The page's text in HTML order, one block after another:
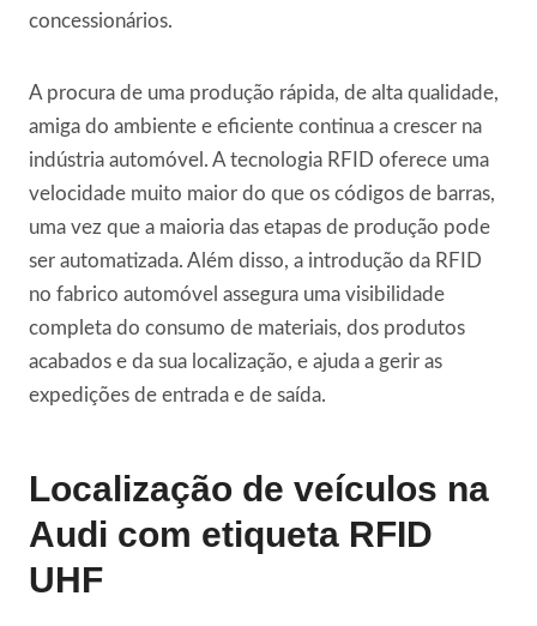
concessionários.
A procura de uma produção rápida, de alta qualidade,
amiga do ambiente e eficiente continua a crescer na
indústria automóvel. A tecnologia RFID oferece uma
velocidade muito maior do que os códigos de barras,
uma vez que a maioria das etapas de produção pode
ser automatizada. Além disso, a introdução da RFID
no fabrico automóvel assegura uma visibilidade
completa do consumo de materiais, dos produtos
acabados e da sua localização, e ajuda a gerir as
expedições de entrada e de saída.
Localização de veículos na
Audi com etiqueta RFID
UHF